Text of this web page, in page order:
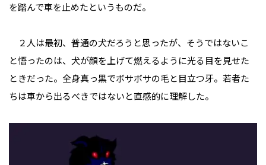
を踏んで車を止めたというものだ。
２人は最初、普通の犬だろうと思ったが、そうではないこ
と悟ったのは、犬が顔を上げて燃えるように光る目を見せた
ときだった。全身真っ黒でボサボサの毛と目立つ牙。若者た
ちは車から出るべきではないと直感的に理解した。